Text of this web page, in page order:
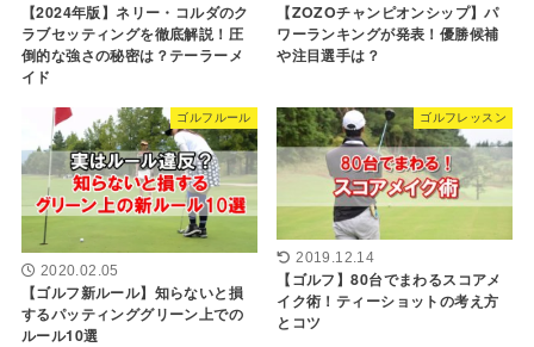
【2024年版】ネリー・コルダのク
ラブセッティングを徹底解説！圧
倒的な強さの秘密は？テーラーメ
イド
【ZOZOチャンピオンシップ】パ
ワーランキングが発表！優勝候補
や注目選手は？
ゴルフルール
2020.02.05
【ゴルフ新ルール】知らないと損
するパッティンググリーン上での
ルール10選
ゴルフレッスン
2019.12.14
【ゴルフ】80台でまわるスコアメ
イク術！ティーショットの考え方
とコツ